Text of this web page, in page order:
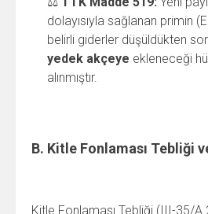
dolayısıyla sağlanan primin
belirli giderler düşüldükten
yedek akçeye ekleneceği
alınmıştır.
B. Kitle Fonlaması Tebliği
Kitle Fonlaması Tebliği (III-35/